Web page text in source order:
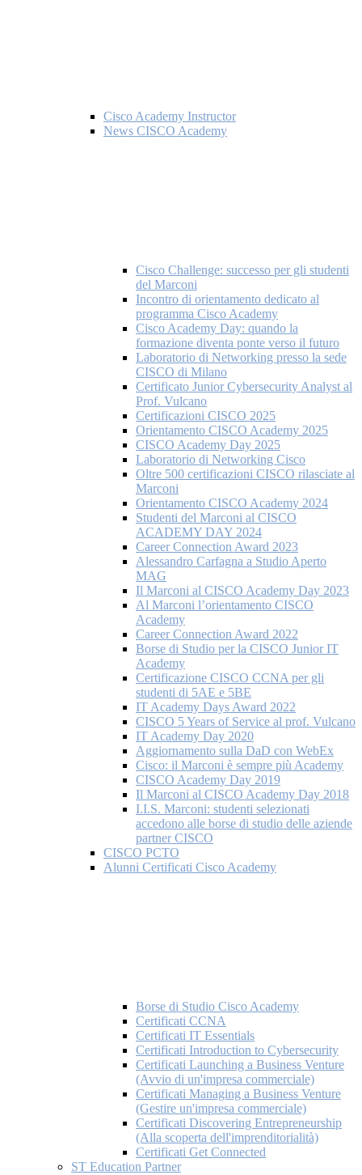
Cisco Academy Instructor
News CISCO Academy
Cisco Challenge: successo per gli studenti
del Marconi
Incontro di orientamento dedicato al
programma Cisco Academy
Cisco Academy Day: quando la
formazione diventa ponte verso il futuro
Laboratorio di Networking presso la sede
CISCO di Milano
Certificato Junior Cybersecurity Analyst al
Prof. Vulcano
Certificazioni CISCO 2025
Orientamento CISCO Academy 2025
CISCO Academy Day 2025
Laboratorio di Networking Cisco
Oltre 500 certificazioni CISCO rilasciate al
Marconi
Orientamento CISCO Academy 2024
Studenti del Marconi al CISCO
ACADEMY DAY 2024
Career Connection Award 2023
Alessandro Carfagna a Studio Aperto
MAG
Il Marconi al CISCO Academy Day 2023
Al Marconi l’orientamento CISCO
Academy
Career Connection Award 2022
Borse di Studio per la CISCO Junior IT
Academy
Certificazione CISCO CCNA per gli
studenti di 5AE e 5BE
IT Academy Days Award 2022
CISCO 5 Years of Service al prof. Vulcano
IT Academy Day 2020
Aggiornamento sulla DaD con WebEx
Cisco: il Marconi è sempre più Academy
CISCO Academy Day 2019
Il Marconi al CISCO Academy Day 2018
I.I.S. Marconi: studenti selezionati
accedono alle borse di studio delle aziende
partner CISCO
CISCO PCTO
Alunni Certificati Cisco Academy
Borse di Studio Cisco Academy
Certificati CCNA
Certificati IT Essentials
Certificati Introduction to Cybersecurity
Certificati Launching a Business Venture
(Avvio di un'impresa commerciale)
Certificati Managing a Business Venture
(Gestire un'impresa commerciale)
Certificati Discovering Entrepreneurship
(Alla scoperta dell'imprenditorialità)
Certificati Get Connected
ST Education Partner